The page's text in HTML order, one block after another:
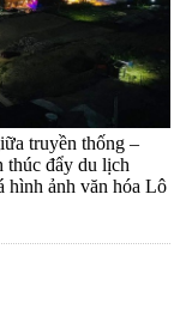
truyền thống –
thúc đẩy du lịch
hình ảnh văn hóa Lô